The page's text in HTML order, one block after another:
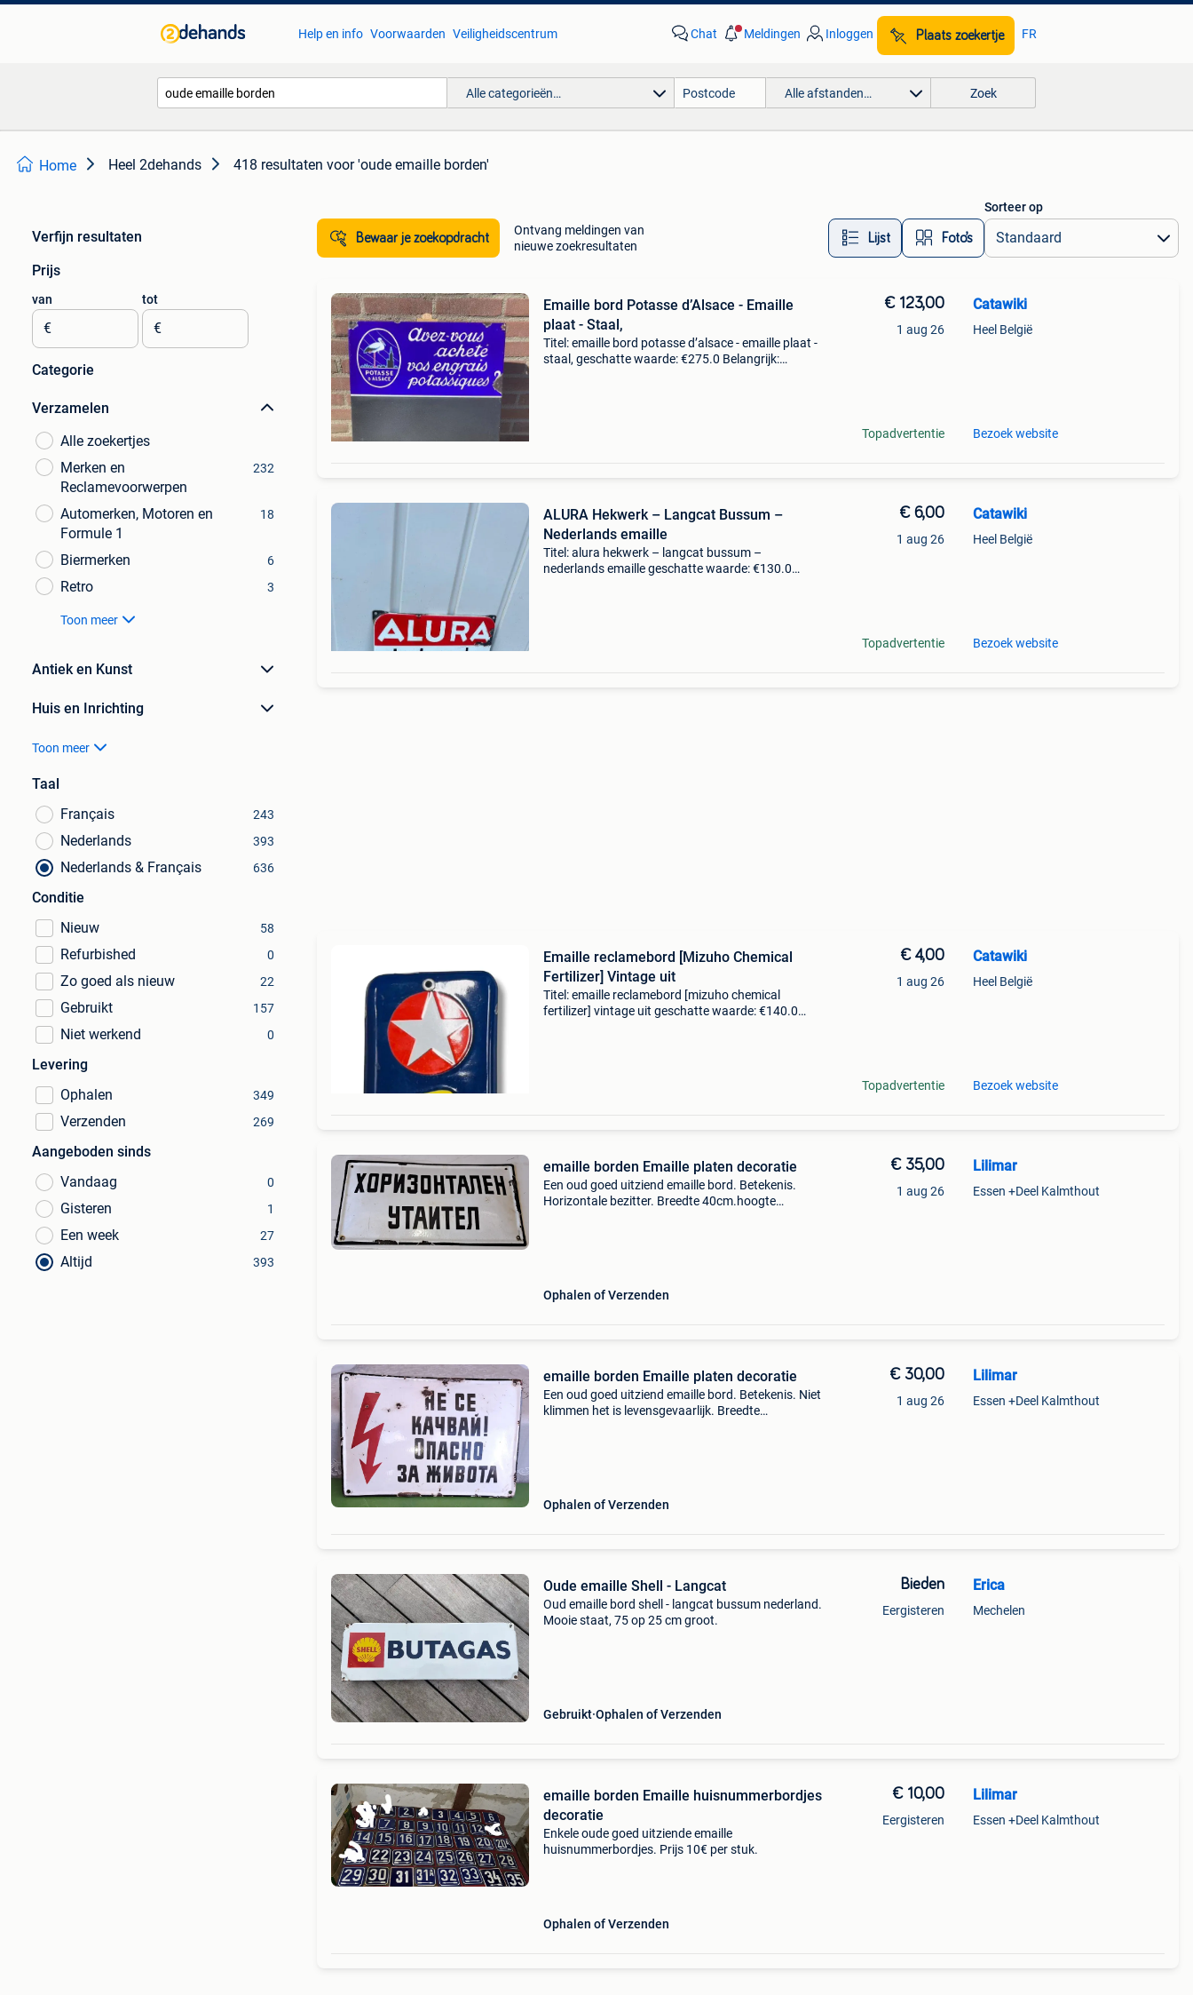
Help en info Voorwaarden Veiligheidscentrum Chat Meldingen Inloggen Plaats zoekertje FR
Alle categorieën… Alle afstanden… Zoek
Home Heel 2dehands 418 resultaten voor 'oude emaille borden'
Verfijn resultaten
Prijs
van
€
tot
€
Categorie
Verzamelen
Alle zoekertjes
Merken en
Reclamevoorwerpen
232
Automerken, Motoren en
Formule 1
18
Biermerken 6
Retro 3
Toon meer
Antiek en Kunst
Huis en Inrichting
Toon meer
Taal
Français
243
Nederlands 393
Nederlands & Français 636
Conditie
Nieuw
58
Refurbished 0
Zo goed als nieuw 22
Gebruikt 157
Niet werkend 0
Levering
Ophalen
349
Verzenden 269
Aangeboden sinds
Vandaag
0
Gisteren 1
Een week 27
Altijd 393
Bewaar je zoekopdracht
Ontvang meldingen van
nieuwe zoekresultaten
Lijst Foto’s
Sorteer op
Emaille bord Potasse d’Alsace - Emaille
plaat - Staal,
Titel: emaille bord potasse d’alsace - emaille plaat -
staal, geschatte waarde: €275.0 Belangrijk:
€ 123,00
1 aug 26
Topadvertentie
Catawiki
Heel België
Bezoek website
ALURA Hekwerk – Langcat Bussum –
Nederlands emaille
Titel: alura hekwerk – langcat bussum –
nederlands emaille geschatte waarde: €130.0
€ 6,00
1 aug 26
Topadvertentie
Catawiki
Heel België
Bezoek website
Emaille reclamebord [Mizuho Chemical
Fertilizer] Vintage uit
Titel: emaille reclamebord [mizuho chemical
fertilizer] vintage uit geschatte waarde: €140.0
€ 4,00
1 aug 26
Topadvertentie
Catawiki
Heel België
Bezoek website
emaille borden Emaille platen decoratie
Een oud goed uitziend emaille bord. Betekenis.
Horizontale bezitter. Breedte 40cm.hoogte
Ophalen of Verzenden
€ 35,00
1 aug 26
Lilimar
Essen +Deel Kalmthout
emaille borden Emaille platen decoratie
Een oud goed uitziend emaille bord. Betekenis. Niet
klimmen het is levensgevaarlijk. Breedte
Ophalen of Verzenden
€ 30,00
1 aug 26
Lilimar
Essen +Deel Kalmthout
Oude emaille Shell - Langcat
Oud emaille bord shell - langcat bussum nederland.
Mooie staat, 75 op 25 cm groot.
Gebruikt Ophalen of Verzenden
Bieden
Eergisteren
Erica
Mechelen
emaille borden Emaille huisnummerbordjes
decoratie
Enkele oude goed uitziende emaille
huisnummerbordjes. Prijs 10€ per stuk.
Ophalen of Verzenden
€ 10,00
Eergisteren
Lilimar
Essen +Deel Kalmthout